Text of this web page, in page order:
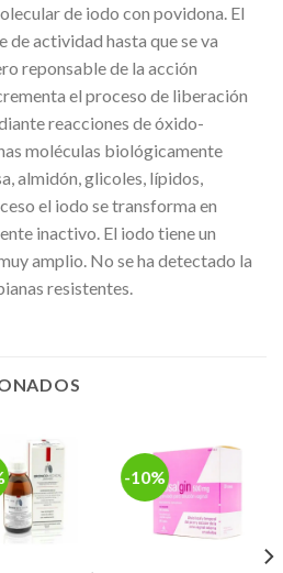
de iodo con povidona. El
de actividad hasta que se va
reponsable de la acción
el proceso de liberación
reacciones de óxido-
moléculas biológicamente
almidón, glicoles, lípidos,
el iodo se transforma en
inactivo. El iodo tiene un
amplio. No se ha detectado la
resistentes.
-10%